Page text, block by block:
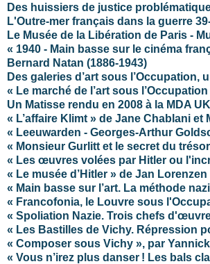
Des huissiers de justice
L'Outre-mer français dans la guerre
Le Musée de la Libération de Paris -
« 1940 - Main basse sur le cinéma
Bernard Natan (1886-1943)
Des galeries d’art sous l’Occupation,
« Le marché de l’art sous l’Occupation
Un Matisse rendu en 2008 à la MDA
« L’affaire Klimt » de Jane Chablani et
« Leeuwarden - Georges-Arthur
« Monsieur Gurlitt et le secret du
« Les œuvres volées par Hitler ou
« Le musée d’Hitler » de Jan
« Main basse sur l’art. La méthode
« Francofonia, le Louvre sous
« Spoliation Nazie. Trois chefs
« Les Bastilles de Vichy. Répression
« Composer sous Vichy », par
« Vous n’irez plus danser ! Les bals